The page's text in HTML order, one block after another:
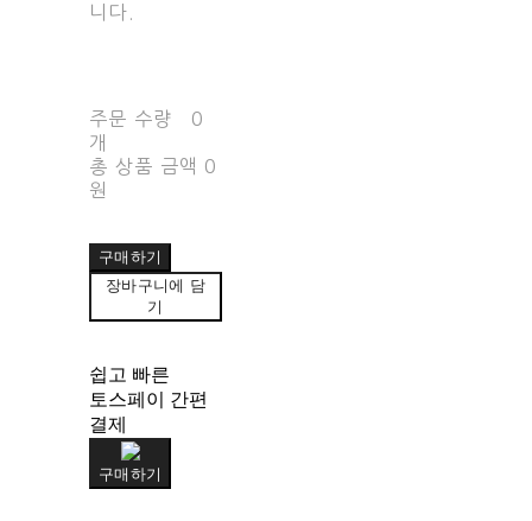
니다.
주문 수량
0
개
총 상품 금액 0
원
구매하기
장바구니에 담
기
쉽고 빠른
토스페이 간편
결제
구매하기